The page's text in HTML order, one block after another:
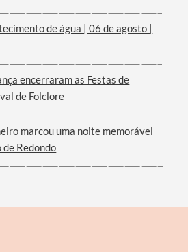
de água | 06 de agosto |
encerraram as Festas de
de Folclore
marcou uma noite memorável
de Redondo